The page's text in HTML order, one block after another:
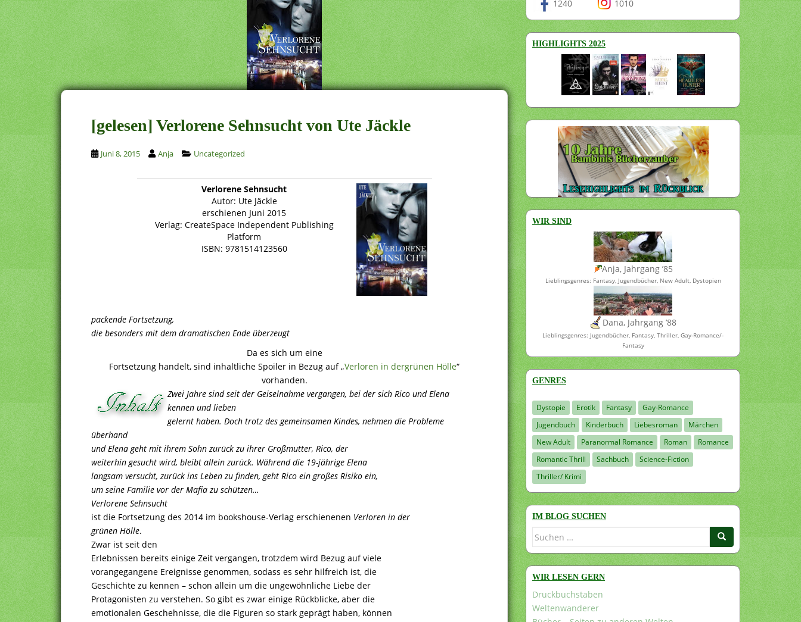
[gelesen] Verlorene Sehnsucht von Ute Jäckle
Juni 8, 2015 Anja Uncategorized
Verlorene Sehnsucht
Autor: Ute Jäckle
erschienen Juni 2015
Verlag: CreateSpace Independent Publishing
Platform
ISBN: 9781514123560
packende Fortsetzung,
die besonders mit dem dramatischen Ende überzeugt
Da es sich um eine
Fortsetzung handelt, sind inhaltliche Spoiler in Bezug auf „Verloren in dergrünen Hölle“
vorhanden.
Zwei Jahre sind seit der Geiselnahme vergangen, bei der sich Rico und Elena
kennen und lieben
gelernt haben. Doch trotz des gemeinsamen Kindes, nehmen die Probleme
überhand
und Elena geht mit ihrem Sohn zurück zu ihrer Großmutter, Rico, der
weiterhin gesucht wird, bleibt allein zurück. Während die 19-jährige Elena
langsam versucht, zurück ins Leben zu finden, geht Rico ein großes Risiko ein,
um seine Familie vor der Mafia zu schützen…
Verlorene Sehnsucht
ist die Fortsetzung des 2014 im bookshouse-Verlag erschienenen Verloren in der
grünen Hölle.
Zwar ist seit den
Erlebnissen bereits einige Zeit vergangen, trotzdem wird Bezug auf viele
vorangegangene Ereignisse genommen, sodass es sehr hilfreich ist, die
Geschichte zu kennen – schon allein um die ungewöhnliche Liebe der
Protagonisten zu verstehen. So gibt es zwar einige Rückblicke, aber die
emotionalen Geschehnisse, die die Figuren so stark geprägt haben, können
1240 1010
HIGHLIGHTS 2025
WIR SIND
Anja, Jahrgang ’85
Lieblingsgenres: Fantasy, Jugendbücher, New Adult, Dystopien
Dana, Jahrgang ’88
Lieblingsgenres: Jugendbücher, Fantasy, Thriller, Gay-Romance/-
Fantasy
GENRES
Dystopie Erotik Fantasy
Gay-Romance
Jugendbuch
Kinderbuch Liebesroman
Märchen
New Adult
Paranormal Romance Roman
Romance
Romantic Thrill
Sachbuch
Science-Fiction
Thriller/ Krimi
IM BLOG SUCHEN
Suchen
WIR LESEN GERN
Druckbuchstaben
Weltenwanderer